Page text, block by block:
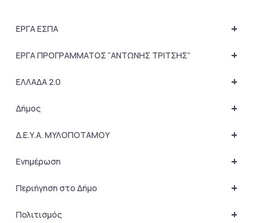
+
ΕΡΓΑ ΕΣΠΑ
+
ΕΡΓΑ ΠΡΟΓΡΑΜΜΑΤΟΣ “ΑΝΤΩΝΗΣ ΤΡΙΤΣΗΣ”
+
ΕΛΛΑΔΑ 2.0
+
Δήμος
+
Δ.Ε.Υ.Α. ΜΥΛΟΠΟΤΑΜΟΥ
+
Ενημέρωση
+
Περιήγηση στο Δήμο
+
Πολιτισμός